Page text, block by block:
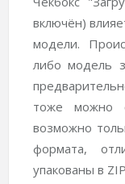
включён)
модели.
либо модель
тоже можно
возможно
формата,
упакованы в